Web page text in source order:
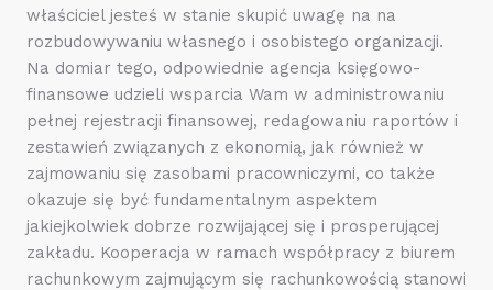
właściciel jesteś w stanie skupić uwagę na na
rozbudowywaniu własnego i osobistego organizacji.
Na domiar tego, odpowiednie agencja księgowo-
finansowe udzieli wsparcia Wam w administrowaniu
pełnej rejestracji finansowej, redagowaniu raportów i
zestawień związanych z ekonomią, jak również w
zajmowaniu się zasobami pracowniczymi, co także
okazuje się być fundamentalnym aspektem
jakiejkolwiek dobrze rozwijającej się i prosperującej
zakładu. Kooperacja w ramach współpracy z biurem
rachunkowym zajmującym się rachunkowością stanowi